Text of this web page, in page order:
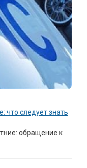
что следует знать
обращение к